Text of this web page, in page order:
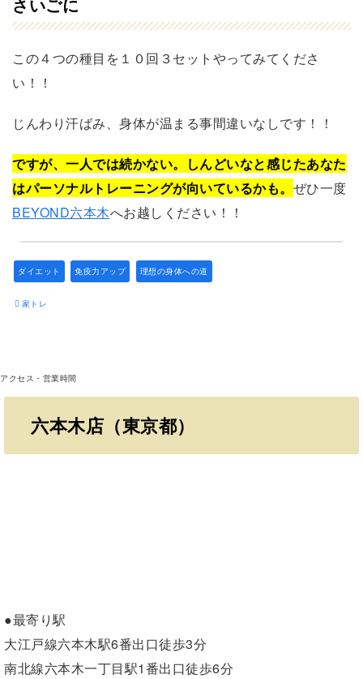
さいごに
この４つの種目を１０回３セットやってみてくださ
い！！
じんわり汗ばみ、身体が温まる事間違いなしです！！
ですが、一人では続かない。しんどいなと感じたあなた
はパーソナルトレーニングが向いているかも。 ぜひ一度
BEYOND六本木へお越しください！！
ダイエット 免疫力アップ 理想の身体への道
家トレ
アクセス・営業時間
六本木店（東京都）
●最寄り駅
大江戸線六本木駅6番出口徒歩3分
南北線六本木一丁目駅1番出口徒歩6分